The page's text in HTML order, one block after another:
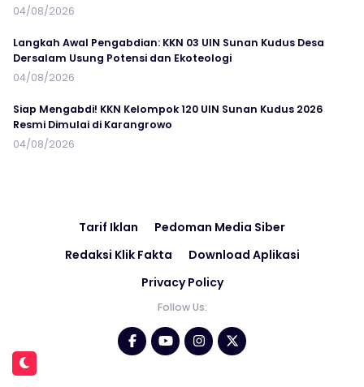
04/08/2026
Langkah Awal Pengabdian: KKN 03 UIN Sunan Kudus Desa
Dersalam Usung Potensi dan Ekoteologi
04/08/2026
Siap Mengabdi! KKN Kelompok 120 UIN Sunan Kudus 2026
Resmi Dimulai di Karangrowo
04/08/2026
Tarif Iklan
Pedoman Media Siber
Redaksi Klik Fakta
Download Aplikasi
Privacy Policy
Follow Us: